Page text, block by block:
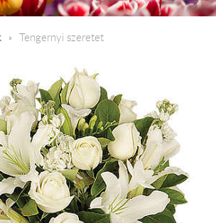
Tengernyi szeretet